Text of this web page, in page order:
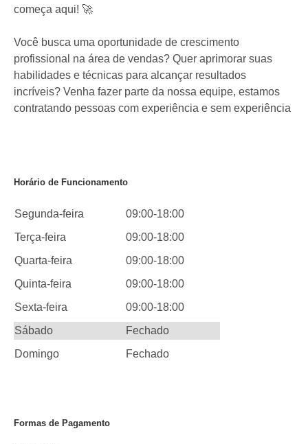
começa aqui! 🚀
Você busca uma oportunidade de crescimento
profissional na área de vendas? Quer aprimorar suas
habilidades e técnicas para alcançar resultados
incríveis? Venha fazer parte da nossa equipe, estamos
contratando pessoas com experiência e sem experiência
Horário de Funcionamento
Segunda-feira
09:00-18:00
Terça-feira
09:00-18:00
Quarta-feira
09:00-18:00
Quinta-feira
09:00-18:00
Sexta-feira
09:00-18:00
Sábado
Fechado
Domingo
Fechado
Formas de Pagamento